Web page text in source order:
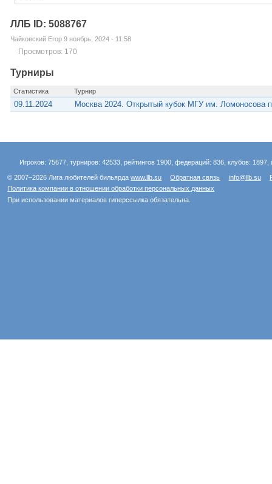
ЛЛБ ID: 5088767
Чайковский Егор 9 ноябрь, 2024 - 11:58
Просмотров: 170
Турниры
Статистика Турнир
09.11.2024 Москва 2024. Открытый кубок МГУ им. Ломоносова
Игроков: 75677, турниров: 42533, рейтингов 1900, федераций: 836, клубов:
© 2007–2026 Лига любителей бильярдаwww.llb.su Обратная связь info@llb.su
Политика компании в отношении обработки персональных данных
При использовании материалов гиперссылка обязательна.